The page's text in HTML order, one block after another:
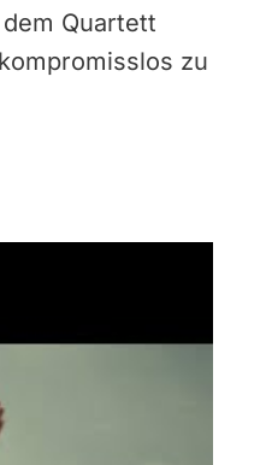
Quartett
zu